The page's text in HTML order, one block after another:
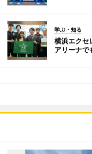
学ぶ・知る
横浜エク
アリーナで